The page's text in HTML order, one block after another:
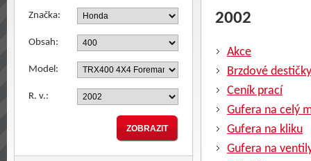
Značka:
Obsah:
Model:
R. v.:
2002
Akce
Brzdové destičky
Ceník prací
Gufera na celý
Gufera na kliku
Gufera na